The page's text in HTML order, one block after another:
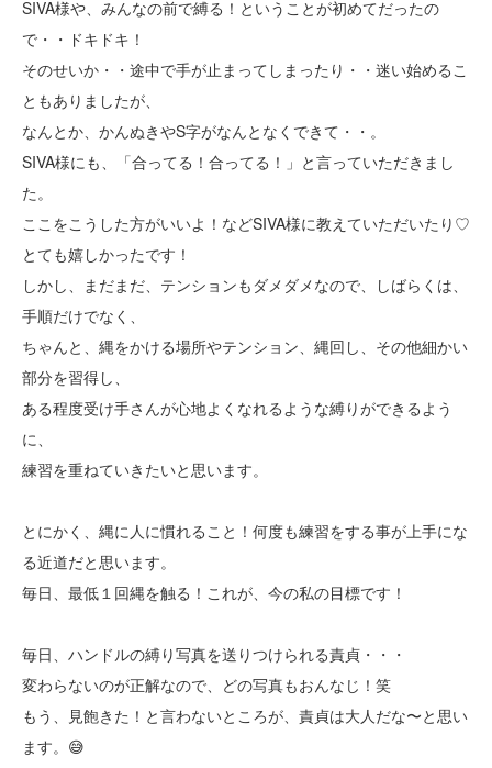
SIVA様や、みんなの前で縛る！ということが初めてだったの
で・・ドキドキ！
そのせいか・・途中で手が止まってしまったり・・迷い始めるこ
ともありましたが、
なんとか、かんぬきやS字がなんとなくできて・・。
SIVA様にも、「合ってる！合ってる！」と言っていただきまし
た。
ここをこうした方がいいよ！などSIVA様に教えていただいたり♡
とても嬉しかったです！
しかし、まだまだ、テンションもダメダメなので、しばらくは、
手順だけでなく、
ちゃんと、縄をかける場所やテンション、縄回し、その他細かい
部分を習得し、
ある程度受け手さんが心地よくなれるような縛りができるよう
に、
練習を重ねていきたいと思います。
とにかく、縄に人に慣れること！何度も練習をする事が上手にな
る近道だと思います。
毎日、最低１回縄を触る！これが、今の私の目標です！
毎日、ハンドルの縛り写真を送りつけられる責貞・・・
変わらないのが正解なので、どの写真もおんなじ！笑
もう、見飽きた！と言わないところが、責貞は大人だな〜と思い
ます。😅